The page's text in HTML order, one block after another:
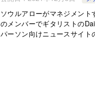
ソウルアローがマネジメン
のメンバーでギタリストの
パーソン向けニュースサイ